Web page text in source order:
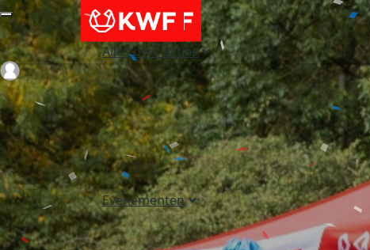
Alles over acties
Evenementen
Login